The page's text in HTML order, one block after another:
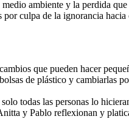
ambiente y la perdida que
por culpa de la ignorancia hacia
que pueden hacer
de plástico y cambiarlas
todas las personas lo
y Pablo reflexionan y